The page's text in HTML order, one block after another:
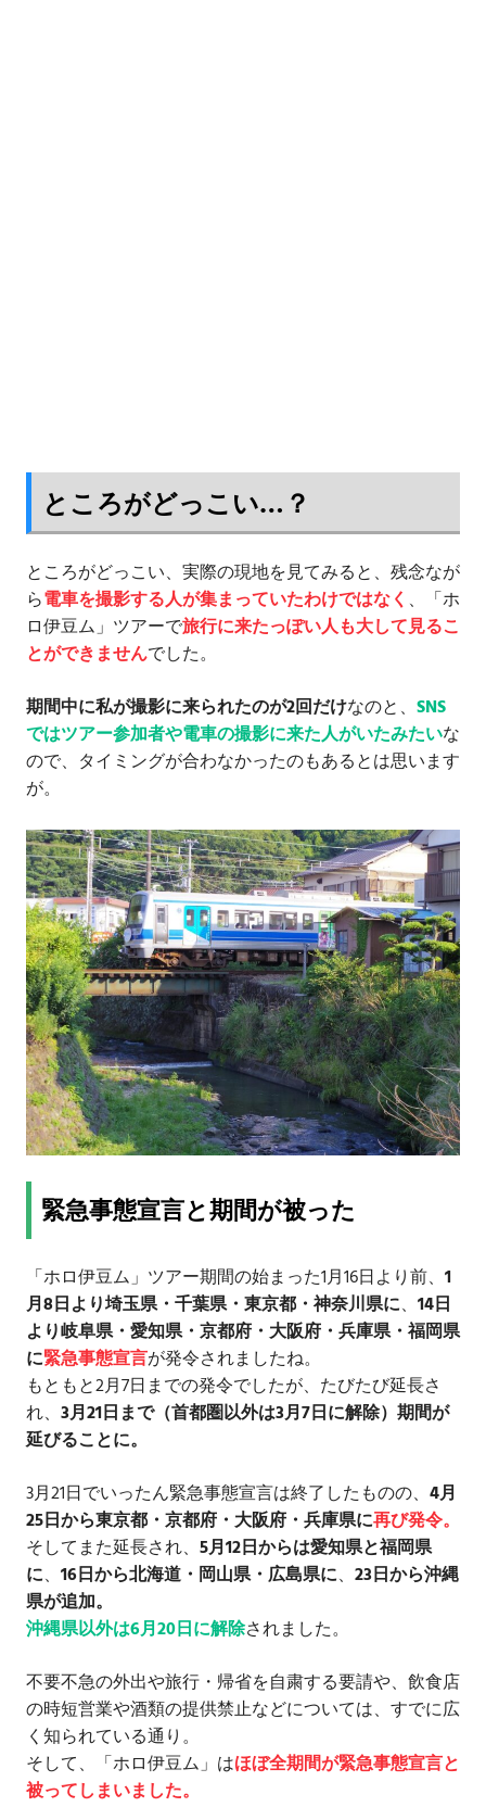
ところがどっこい…？
ところがどっこい、実際の現地を見てみると、残念なが
ら電車を撮影する人が集まっていたわけではなく 、「ホ
ロ伊豆ム」ツアーで旅行に来たっぽい人も大して見るこ
とができませんでした。
期間中に私が撮影に来られたのが2回だけなのと、 SNS
ではツアー参加者や電車の撮影に来た人がいたみたいな
ので、タイミングが合わなかったのもあるとは思います
が。
緊急事態宣言と期間が被った
「ホロ伊豆ム」ツアー期間の始まった1月16日より前、 1
月8日より埼玉県・千葉県・東京都・神奈川県に、 14日
より岐阜県・愛知県・京都府・大阪府・兵庫県・福岡県
に緊急事態宣言が発令されましたね。
もともと2月7日までの発令でしたが、たびたび延長さ
れ、 3月21日まで（首都圏以外は3月7日に解除）期間が
延びることに。
3月21日でいったん緊急事態宣言は終了したものの、 4月
25日から東京都・京都府・大阪府・兵庫県に再び発令。
そしてまた延長され、 5月12日からは愛知県と福岡県
に、 16日から北海道・岡山県・広島県に、 23日から沖縄
県が追加。
沖縄県以外は6月20日に解除されました。
不要不急の外出や旅行・帰省を自粛する要請や、飲食店
の時短営業や酒類の提供禁止などについては、すでに広
く知られている通り。
そして、「ホロ伊豆ム」はほぼ全期間が緊急事態宣言と
被ってしまいました。